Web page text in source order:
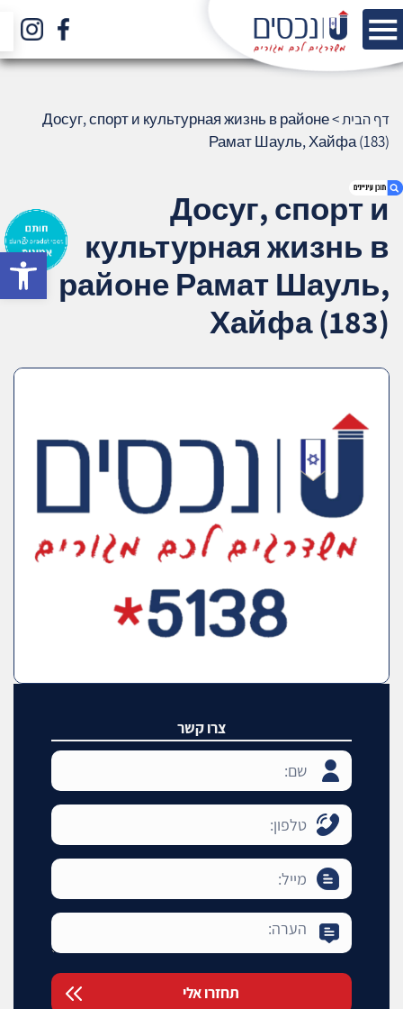
1. Досуг, спорт и культурная жизнь в
районе Рамат Шауль, Хайфа (183)
2. אודות U נכסים
3. שאלתם ? ענינו !
דף הבית>
Досуг, спорт и культурная жизнь в районе
Рамат Шауль, Хайфа (183)
Досуг, спорт и
культурная жизнь в
районе Рамат Шауль,
Хайфа (183)
צרו קשר